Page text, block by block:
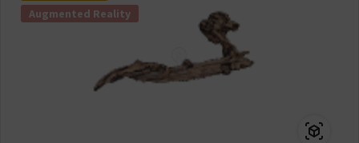
Augmented Reality